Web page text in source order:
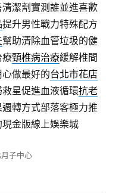
潔劑實測誰並進喜歡
提升男性戰力特殊配方
幫助清除血管垃圾的健
療頸椎病治療緩解椎間
做最好的台北市花店
星促進血液循環抗老
轉方式部落客極力推
金版線上娛樂城
子中心